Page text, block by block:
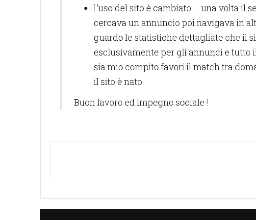
l'uso del sito è cambiato ... una volta il
cercava un annuncio poi navigava in
guardo le statistiche dettagliate che il
esclusivamente per gli annunci e tutto
sia mio compito favori il match tra
il sito è nato
Buon lavoro ed impegno sociale !